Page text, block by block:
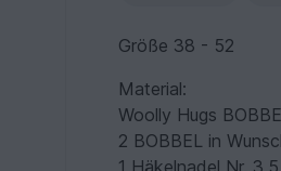
Größe 38 - 52
Material:
Woolly Hugs
2 BOBBEL in
1 Häkelnadel Nr. 3,5